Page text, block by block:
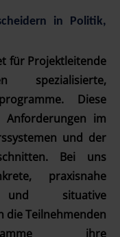
in Politik,
für Projektleitende
spezialisierte,
Diese
im
und der
Bei uns
praxisnahe
und situative
die Teilnehmenden
ihre